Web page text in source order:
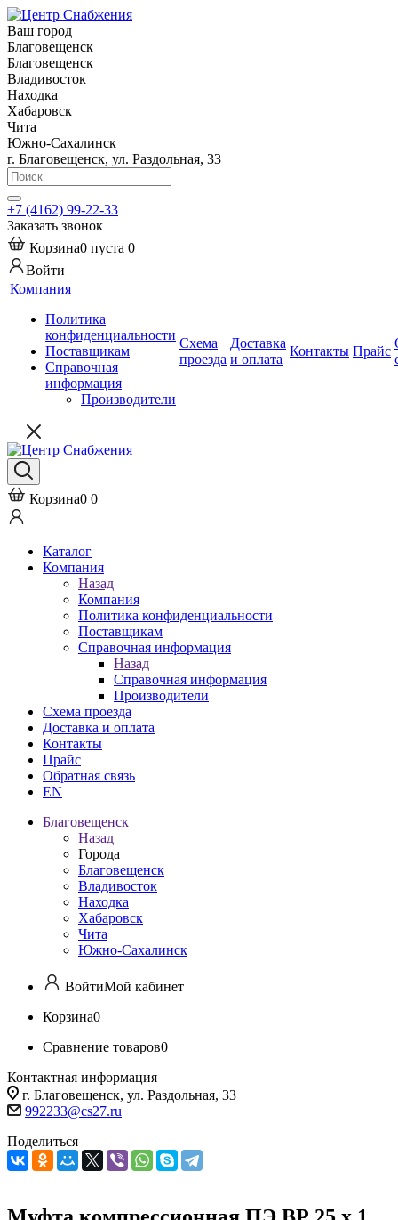
Ваш город
Благовещенск
Благовещенск
Владивосток
Находка
Хабаровск
Чита
Южно-Сахалинск
г. Благовещенск, ул. Раздольная, 33
+7 (4162) 99-22-33
Заказать звонок
Корзина0 пуста 0
Войти
Компания
Политика
конфиденциальности
Поставщикам
Справочная
информация
Производители
Схема
проезда
Доставка
и оплата
Контакты Прайс
Корзина0 0
Каталог
Компания
Назад
Компания
Политика конфиденциальности
Поставщикам
Справочная информация
Назад
Справочная информация
Производители
Схема проезда
Доставка и оплата
Контакты
Прайс
Обратная связь
EN
Благовещенск
Назад
Города
Благовещенск
Владивосток
Находка
Хабаровск
Чита
Южно-Сахалинск
ВойтиМой кабинет
Корзина0
Сравнение товаров0
Контактная информация
г. Благовещенск, ул. Раздольная, 33
992233@cs27.ru
Поделиться